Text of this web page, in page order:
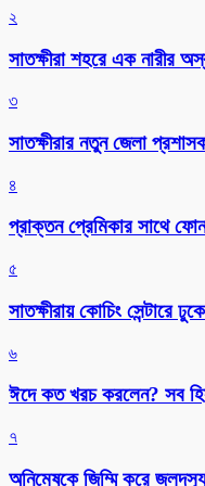
২
সাতক্ষীরা শহরে এক নারীর
৩
সাতক্ষীরার নতুন জেলা
৪
প্রাক্তন প্রেমিকার সাথে
৫
সাতক্ষীরায় কোচিং সেন্টারে
৬
ঈদে কত খরচ করলেন? সব
৭
অনিমেষকে জিম্মি করে